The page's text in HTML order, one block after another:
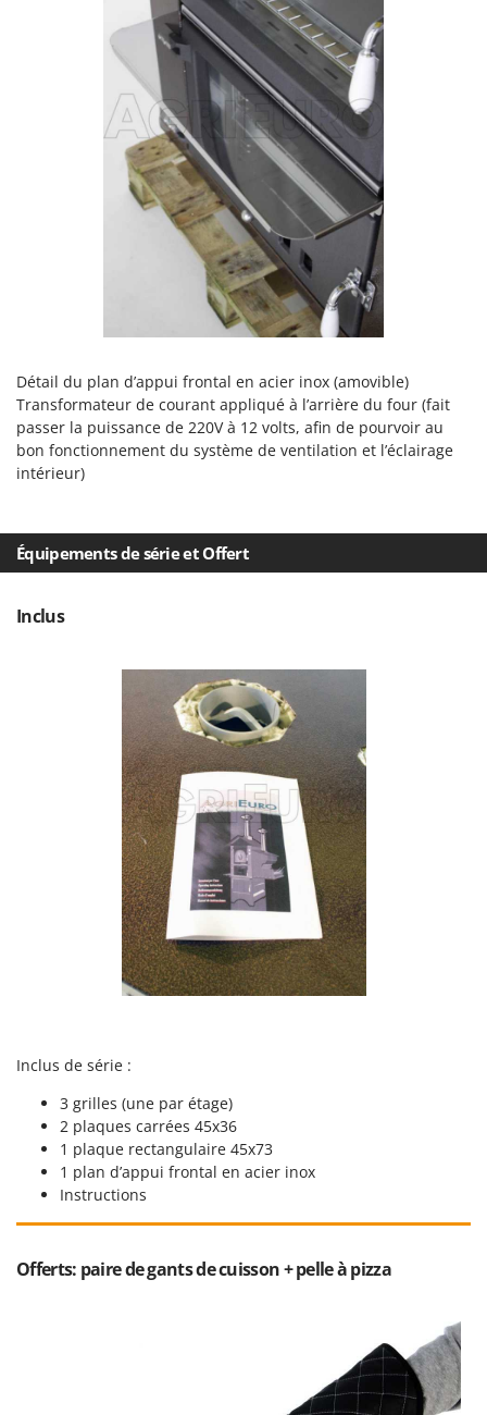
Détail du plan d’appui frontal en acier inox (amovible)
Transformateur de courant appliqué à l’arrière du four (fait
passer la puissance de 220V à 12 volts, afin de pourvoir au
bon fonctionnement du système de ventilation et l’éclairage
intérieur)
Équipements de série et Offert
Inclus
Inclus de série :
3 grilles (une par étage)
2 plaques carrées 45x36
1 plaque rectangulaire 45x73
1 plan d’appui frontal en acier inox
Instructions
Offerts: paire de gants de cuisson + pelle à pizza